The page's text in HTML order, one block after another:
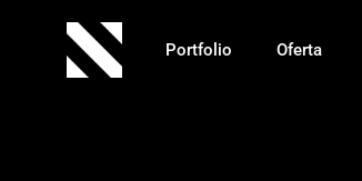
Portfolio Oferta